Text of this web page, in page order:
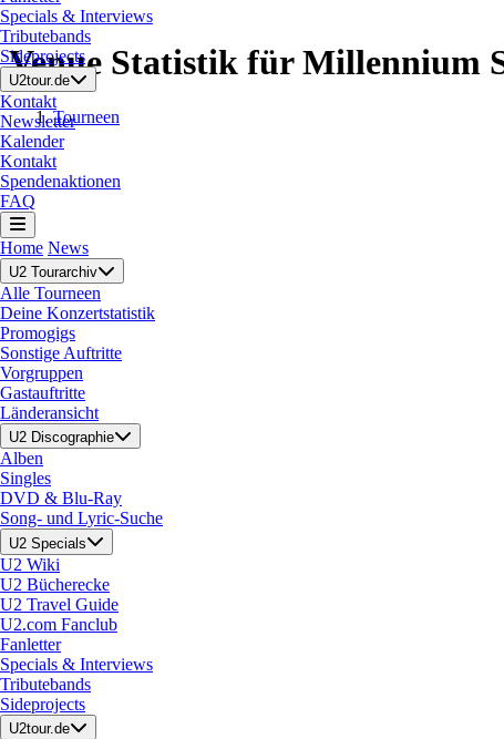
Specials & Interviews
Tributebands
Sideprojects
U2tour.de
Kontakt
Newsletter
Kalender
Kontakt
Spendenaktionen
FAQ
Home News
U2 Tourarchiv
Alle Tourneen
Deine Konzertstatistik
Promogigs
Sonstige Auftritte
Vorgruppen
Gastauftritte
Länderansicht
U2 Discographie
Alben
Singles
DVD & Blu-Ray
Song- und Lyric-Suche
U2 Specials
U2 Wiki
U2 Bücherecke
U2 Travel Guide
U2.com Fanclub
Fanletter
Specials & Interviews
Tributebands
Sideprojects
U2tour.de
Venue Statistik für Millennium
Tourneen